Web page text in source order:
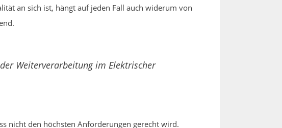
an sich ist, hängt auf jeden Fall auch widerum von
Weiterverarbeitung im Elektrischer
nicht den höchsten Anforderungen gerecht wird.